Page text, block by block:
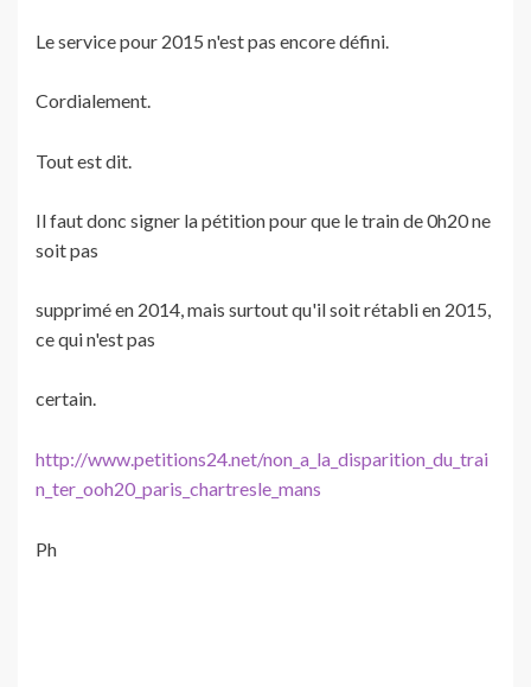
Le service pour 2015 n'est pas encore défini.
Cordialement.
Tout est dit.
Il faut donc signer la pétition pour que le train de 0h20 ne
soit pas
supprimé en 2014, mais surtout qu'il soit rétabli en 2015,
ce qui n'est pas
certain.
http://www.petitions24.net/non_a_la_disparition_du_trai
n_ter_ooh20_paris_chartresle_mans
Ph